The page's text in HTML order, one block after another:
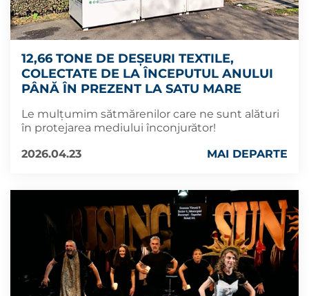
12,66 TONE DE DEȘEURI TEXTILE,
COLECTATE DE LA ÎNCEPUTUL ANULUI
PÂNĂ ÎN PREZENT LA SATU MARE
Le mulțumim sătmărenilor care ne sunt alături
în protejarea mediului înconjurător!
2026.04.23
MAI DEPARTE